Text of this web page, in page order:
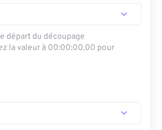
départ du découpage
la valeur à 00:00:00.00 pour